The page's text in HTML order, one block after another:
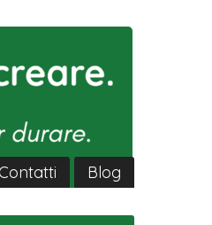
Contatti Blog